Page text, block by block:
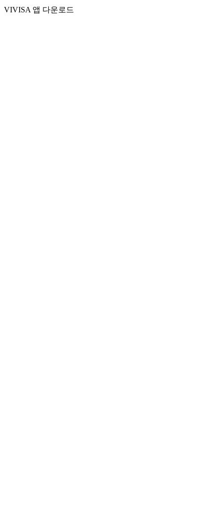
VIVISA 앱 다운로드